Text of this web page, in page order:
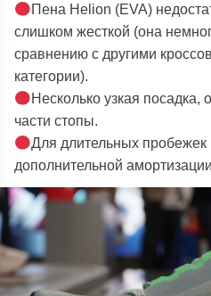
Пена Helion (EVA)
слишком жесткой (она
сравнению с другими
категории).
Несколько узкая посадка,
части стопы.
Для длительных пробежек
дополнительной